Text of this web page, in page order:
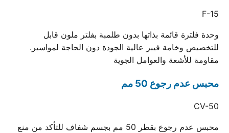
F-15
وحدة فلترة قائمة بذاتها بدون طلمبة بفلتر ملون قابل
للتخصيص وخامة فيبر عالية الجودة دون الحاجة لمواسير.
مقاومة للأشعة والعوامل الجوية
محبس عدم رجوع 50 مم
CV-50
محبس عدم رجوع بقطر 50 مم بجسم شفاف للتأكد من منع